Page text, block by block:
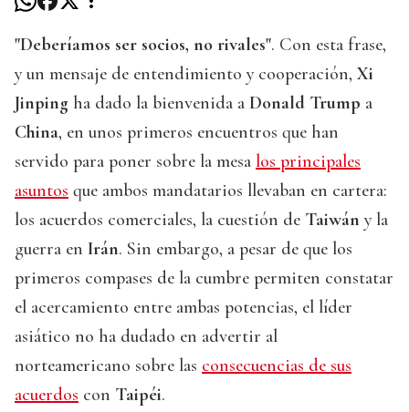
"Deberíamos ser socios, no rivales". Con esta frase,
y un mensaje de entendimiento y cooperación, Xi
Jinping ha dado la bienvenida a Donald Trump a
China, en unos primeros encuentros que han
servido para poner sobre la mesa los principales
asuntos que ambos mandatarios llevaban en cartera:
los acuerdos comerciales, la cuestión de Taiwán y la
guerra en Irán. Sin embargo, a pesar de que los
primeros compases de la cumbre permiten constatar
el acercamiento entre ambas potencias, el líder
asiático no ha dudado en advertir al
norteamericano sobre las consecuencias de sus
acuerdos con Taipéi.